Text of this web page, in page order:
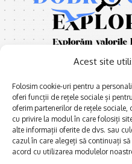
Acest site
Folosim cookie-uri pentru a
oferi funcții de rețele sociale și
oferim partenerilor de rețele
cu privire la modul în care folosiți
alte informații oferite de dvs. sau
cazul în care alegeți să continuați
acord cu utilizarea modulelor
E xplorăm Dobrogea,
Explorăm valorile locale:
Deltă, Litoral, cele mai mari